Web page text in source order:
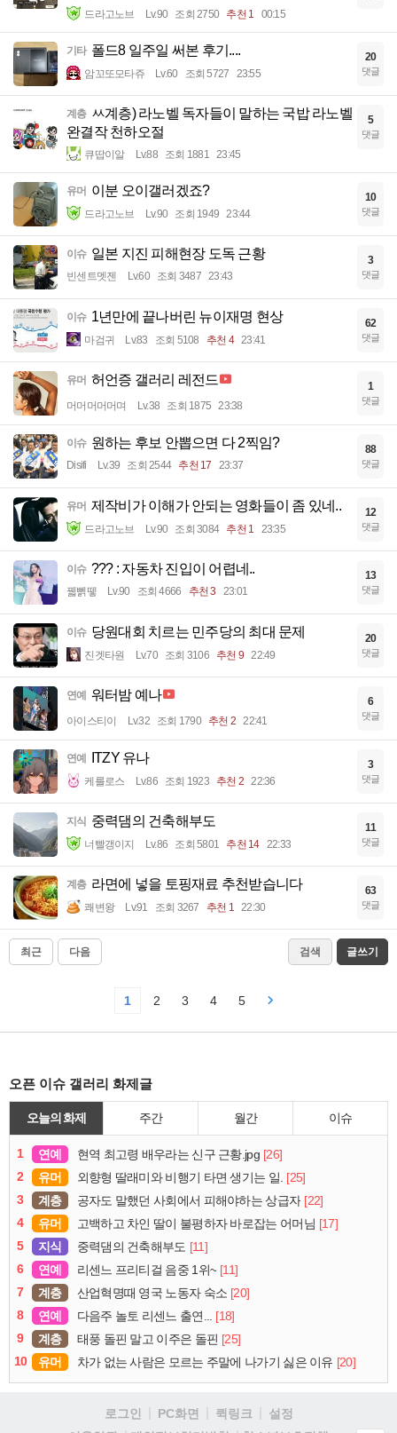
드라고노브 Lv.90 조회 2750 추천 1 00:15
기타 폴드8 일주일 써본 후기....
암꼬또모타쥬 Lv.60 조회 5727 23:55
20
댓글
계층 ㅆ계층) 라노벨 독자들이 말하는 국밥 라노벨
완결작 천하오절
큐땁이알 Lv.88 조회 1881 23:45
5
댓글
유머 이분 오이갤러겠죠?
드라고노브 Lv.90 조회 1949 23:44
10
댓글
이슈 일본 지진 피해현장 도독 근황
빈센트멧젠 Lv.60 조회 3487 23:43
3
댓글
이슈 1년만에 끝나버린 뉴이재명 현상
마검귀 Lv.83 조회 5108 추천 4 23:41
62
댓글
유머 허언증 갤러리 레전드
머머머머머며 Lv.38 조회 1875 23:38
1
댓글
이슈 원하는 후보 안뽑으면 다 2찍임?
Disifi Lv.39 조회 2544 추천 17 23:37
88
댓글
유머 제작비가 이해가 안되는 영화들이 좀 있네..
드라고노브 Lv.90 조회 3084 추천 1 23:35
12
댓글
이슈 ??? : 자동차 진입이 어렵네..
꿻뻵뗗 Lv.90 조회 4666 추천 3 23:01
13
댓글
이슈 당원대회 치르는 민주당의 최대 문제
진겟타원 Lv.70 조회 3106 추천 9 22:49
20
댓글
연예 워터밤 예나
아이스티이 Lv.32 조회 1790 추천 2 22:41
6
댓글
연예 ITZY 유나
케를로스 Lv.86 조회 1923 추천 2 22:36
3
댓글
지식 중력댐의 건축해부도
너빨갱이지 Lv.86 조회 5801 추천 14 22:33
11
댓글
계층 라면에 넣을 토핑재료 추천받습니다
쾌변왕 Lv.91 조회 3267 추천 1 22:30
63
댓글
최근 다음 검색 글쓰기
1 2 3 4 5
오픈 이슈 갤러리 화제글
오늘의 화제 주간 월간 이슈
1 연예 현역 최고령 배우라는 신구 근황.jpg [26]
2
유머 외향형 딸래미와 비행기 타면 생기는 일. [25]
3
계층 공자도 말했던 사회에서 피해야하는 상급자 [22]
4
유머 고백하고 차인 딸이 불평하자 바로잡는 어머님 [17]
5
지식 중력댐의 건축해부도 [11]
6
연예 리센느 프리티걸 음중 1위~ [11]
7
계층 산업혁명때 영국 노동자 숙소 [20]
8
연예 다음주 놀토 리센느 출연... [18]
9
계층 태풍 돌핀 말고 이주은 돌핀 [25]
10
유머 차가 없는 사람은 모르는 주말에 나가기 싫은 이유 [20]
로그인 PC화면 퀵링크
설정